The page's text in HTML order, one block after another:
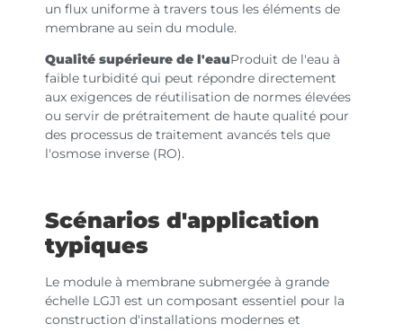
un flux uniforme à travers tous les éléments de
membrane au sein du module.
Qualité supérieure de l'eauProduit de l'eau à
faible turbidité qui peut répondre directement
aux exigences de réutilisation de normes élevées
ou servir de prétraitement de haute qualité pour
des processus de traitement avancés tels que
l'osmose inverse (RO).
Scénarios d'application
typiques
Le module à membrane submergée à grande
échelle LGJ1 est un composant essentiel pour la
construction d'installations modernes et